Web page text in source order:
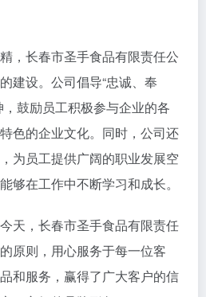
，长春市圣手食品有限责任公
建设。公司倡导“忠诚、奉
鼓励员工积极参与企业的各
色的企业文化。同时，公司还
为员工提供广阔的职业发展空
够在工作中不断学习和成长。
天，长春市圣手食品有限责任
原则，用心服务于每一位客
和服务，赢得了广大客户的信